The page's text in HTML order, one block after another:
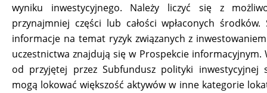
wyniku inwestycyjnego. Należy liczyć się z
przynajmniej części lub całości wpłaconych środków.
informacje na temat ryzyk związanych z
uczestnictwa znajdują się w Prospekcie informacyjnym.
od przyjętej przez Subfundusz polityki inwestycyjnej
mogą lokować większość aktywów w inne kategorie